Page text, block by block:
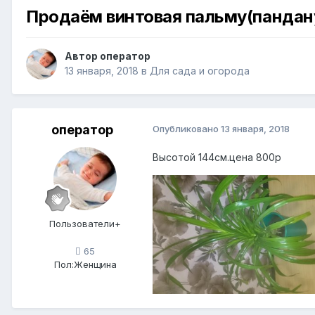
Продаём винтовая
Автор оператор
13 января, 2018 в Для сада и огорода
оператор
Пользователи+
65
Пол:Женщина
Опубликовано 13 января, 2018
Высотой 144см.цена 800р